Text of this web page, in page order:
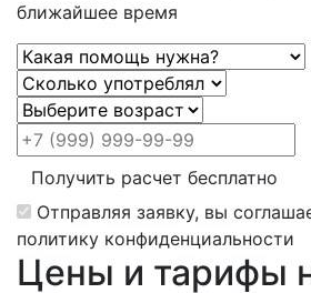
ближайшее время
Получить расчет бесплатно
Отправляя заявку, вы
политику конфиденциальности
Цены и тарифы